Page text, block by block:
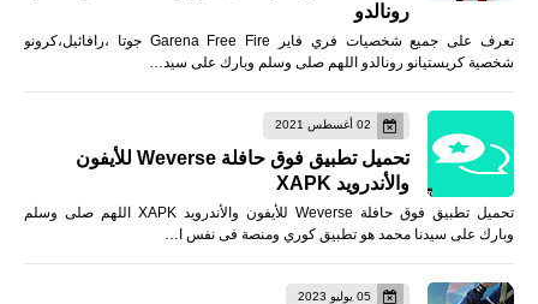
رونالدو
تعرف على جميع شخصيات فري فاير Garena Free Fire جوتا ،رافائيل،كرونو
شخصية كريستيانو رونالدو اللهم صلى وسلم وبارك على سيد…
02 أغسطس 2021
تحميل تطبيق فوق حافلة Weverse للأيفون
والأندرويد XAPK
تحميل تطبيق فوق حافلة Weverse للأيفون والأندرويد XAPK اللهم صلى وسلم
وبارك على سيدنا محمد هو تطبيق كوري ومنصة فى نفس ا…
05 يوليو 2023